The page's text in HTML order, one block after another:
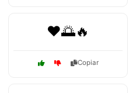
❤️🌅🔥
Copiar